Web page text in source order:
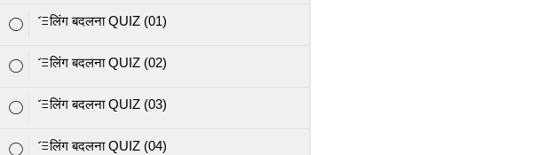
लिंग बदलना QUIZ (01)
लिंग बदलना QUIZ (02)
लिंग बदलना QUIZ (03)
लिंग बदलना QUIZ (04)